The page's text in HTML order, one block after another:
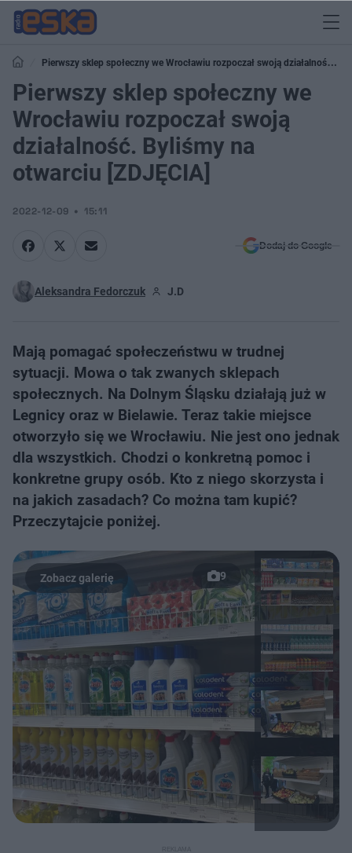
Pierwszy sklep społeczny we Wrocławiu rozpoczał swoją działalność.
Byliśmy na otwarciu [ZDJĘCIA]
Pierwszy sklep społeczny we
Wrocławiu rozpoczał swoją
działalność. Byliśmy na
otwarciu [ZDJĘCIA]
2022-12-09 15:11
Dodaj do Google
Aleksandra Fedorczuk J.D
Mają pomagać społeczeństwu w trudnej
sytuacji. Mowa o tak zwanych sklepach
społecznych. Na Dolnym Śląsku działają już w
Legnicy oraz w Bielawie. Teraz takie miejsce
otworzyło się we Wrocławiu. Nie jest ono jednak
dla wszystkich. Chodzi o konkretną pomoc i
konkretne grupy osób. Kto z niego skorzysta i
na jakich zasadach? Co można tam kupić?
Przeczytajcie poniżej.
9